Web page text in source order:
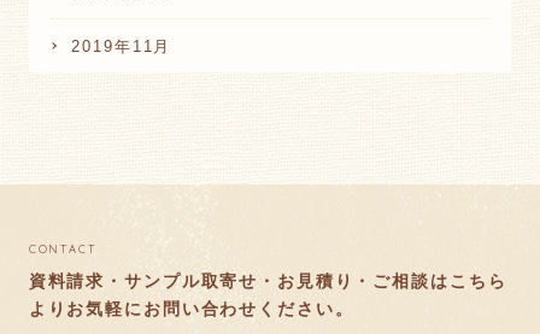
2019年11月
CONTACT
資料請求・サンプル取寄せ・お見積り・ご相談はこちら
より お気軽にお問い合わせください。